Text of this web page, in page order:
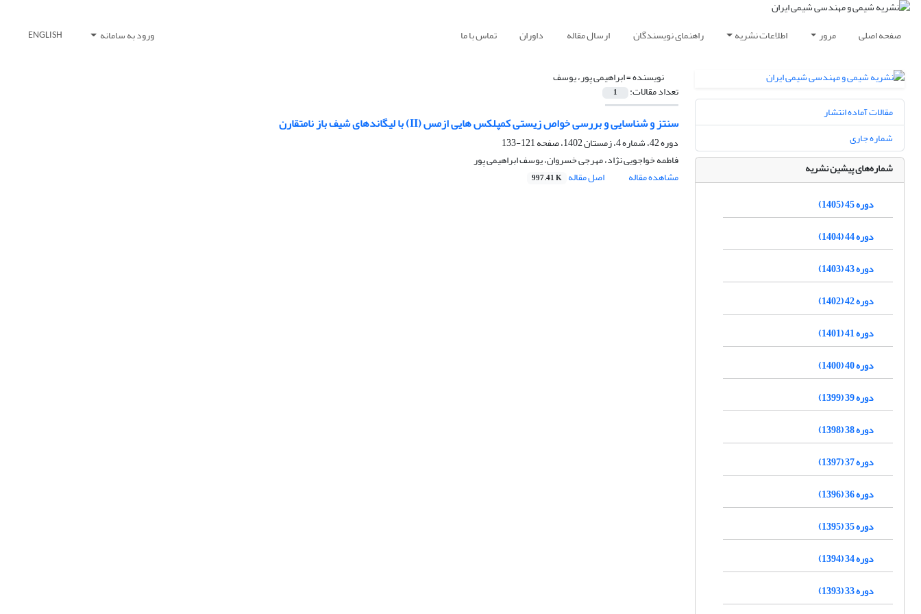
صفحه اصلی مرور اطلاعات نشریه راهنمای نویسندگان ارسال مقاله داوران تماس با ما ورود به سامانه ENGLISH
نویسنده =ابراهیمی پور، یوسف
تعداد مقالات: 1
سنتز و شناسایی و بررسی خواص زیستی کمپلکس هایی ازمس (II) با لیگاندهای شیف باز نامتقارن
دوره 42، شماره 4، زمستان 1402، صفحه
121-133
فاطمه خواجویی نژاد، مهرجی خسروان، یوسف ابراهیمی پور
مشاهده مقاله
اصل مقاله 997.41 K
مقالات آماده انتشار
شماره جاری
شماره‌های پیشین نشریه
دوره 45 (1405)
دوره 44 (1404)
دوره 43 (1403)
دوره 42 (1402)
دوره 41 (1401)
دوره 40 (1400)
دوره 39 (1399)
دوره 38 (1398)
دوره 37 (1397)
دوره 36 (1396)
دوره 35 (1395)
دوره 34 (1394)
دوره 33 (1393)